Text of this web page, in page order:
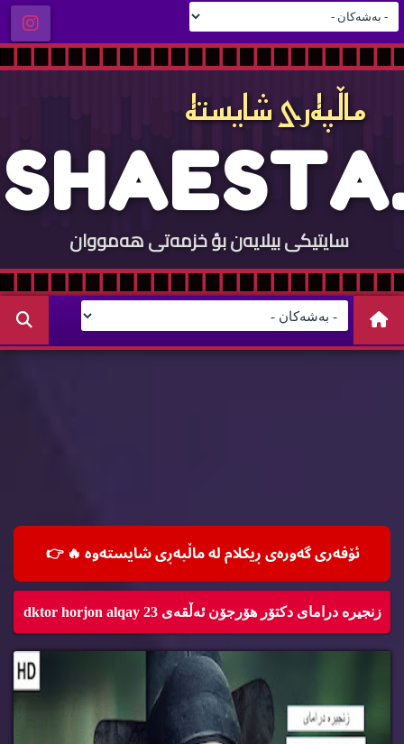
ماڵپه‌ری شایسته‌
SHAESTA.
COM
سایتيكی بيلایه‌ن بؤ خزمه‌تی هه‌مووان
ئۆفه‌ری گه‌وره‌ی ڕیكلام له‌ ماڵپه‌ڕی شایسته‌وه‌ 🔥👉
زنجیره‌ درامای دكتۆر هۆرجۆن ئه‌ڵقه‌ی 23 dktor horjon alqay